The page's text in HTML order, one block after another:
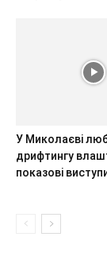
У Миколаєві
дрифтингу
показові